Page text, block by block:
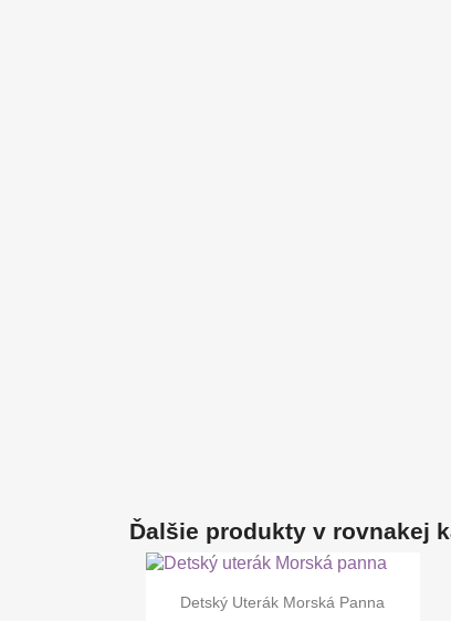
Ďalšie produkty v rovnakej

Rýchly náhľad
Detský Uterák Morská Panna